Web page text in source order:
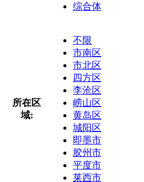
综合体
所在区
域:
不限
市南区
市北区
四方区
李沧区
崂山区
黄岛区
城阳区
即墨市
胶州市
平度市
莱西市